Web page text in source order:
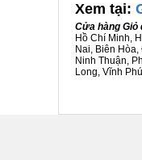
Xem tại:
Cửa hàng Giỏ
Hồ Chí Minh,
Nai, Biên
Ninh Thuận,
Long, Vĩnh